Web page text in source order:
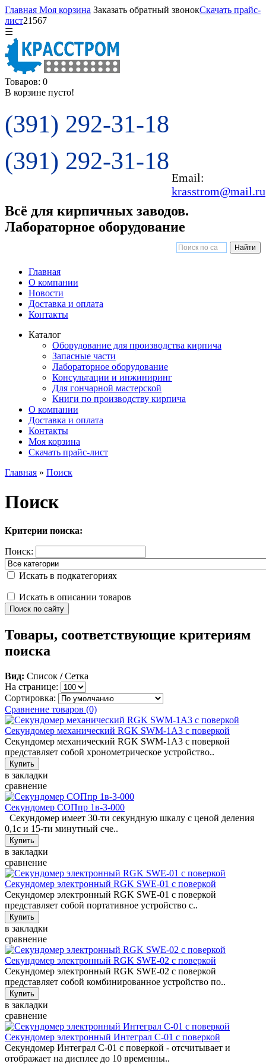
Главная Моя корзина Заказать обратный звонокСкачать прайс-
лист21567
☰
Товаров: 0
В корзине пусто!
(391) 292-31-18
(391) 292-31-18
Email:
krasstrom@mail.ru
Всё для кирпичных заводов.
Лабораторное оборудование
Главная
О компании
Новости
Доставка и оплата
Контакты
Каталог
Оборудование для производства кирпича
Запасные части
Лабораторное оборудование
Консультации и инжиниринг
Для гончарной мастерской
Книги по производству кирпича
О компании
Доставка и оплата
Контакты
Моя корзина
Скачать прайс-лист
Главная » Поиск
Поиск
Критерии поиска:
Поиск:
Искать в подкатегориях
Искать в описании товаров
Товары, соответствующие критериям
поиска
Вид: Список / Сетка
На странице:
Сортировка:
Сравнение товаров (0)
Секундомер механический RGK SWM-1A3 с поверкой
Секундомер механический RGK SWM-1А3 с поверкой
представляет собой хронометрическое устройство..
в закладки
сравнение
Секундомер СОПпр 1в-3-000
Секундомер имеет 30-ти секундную шкалу с ценой деления
0,1с и 15-ти минутный сче..
в закладки
сравнение
Секундомер электронный RGK SWE-01 с поверкой
Секундомер электронный RGK SWE-01 с поверкой
представляет собой портативное устройство с..
в закладки
сравнение
Секундомер электронный RGK SWE-02 с поверкой
Секундомер электронный RGK SWE-02 с поверкой
представляет собой комбинированное устройство по..
в закладки
сравнение
Секундомер электронный Интеграл С-01 с поверкой
Секундомер Интеграл С-01 с поверкой - отсчитывает и
отображает на дисплее до 10 временны..